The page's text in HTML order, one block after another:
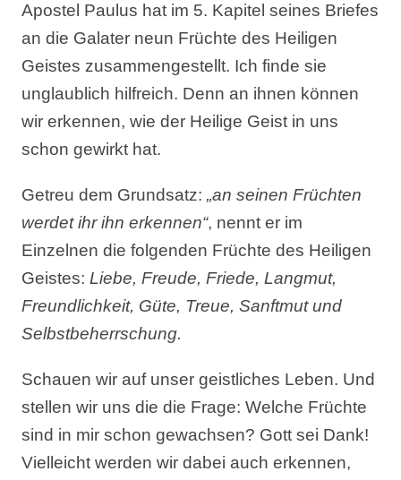
Apostel Paulus hat im 5. Kapitel seines Briefes
an die Galater neun Früchte des Heiligen
Geistes zusammengestellt. Ich finde sie
unglaublich hilfreich. Denn an ihnen können
wir erkennen, wie der Heilige Geist in uns
schon gewirkt hat.
Getreu dem Grundsatz:„an seinen Früchten
werdet ihr ihn erkennen“, nennt er im
Einzelnen die folgenden Früchte des Heiligen
Geistes:Liebe, Freude, Friede, Langmut,
Freundlichkeit, Güte, Treue, Sanftmut und
Selbstbeherrschung.
Schauen wir auf unser geistliches Leben. Und
stellen wir uns die die Frage: Welche Früchte
sind in mir schon gewachsen? Gott sei Dank!
Vielleicht werden wir dabei auch erkennen,